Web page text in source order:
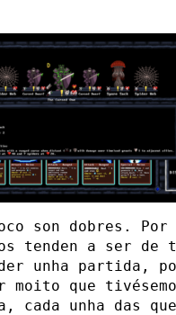
son dobres. Por
tenden a ser de
unha partida,
que
cada unha das